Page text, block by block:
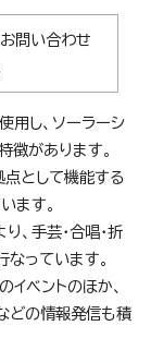
問い合わせ
用し、ソーラーシ
徴があります。
点として機能する
ます。
、手芸・合唱・折
っています。
イベントのほか、
どの情報発信も積